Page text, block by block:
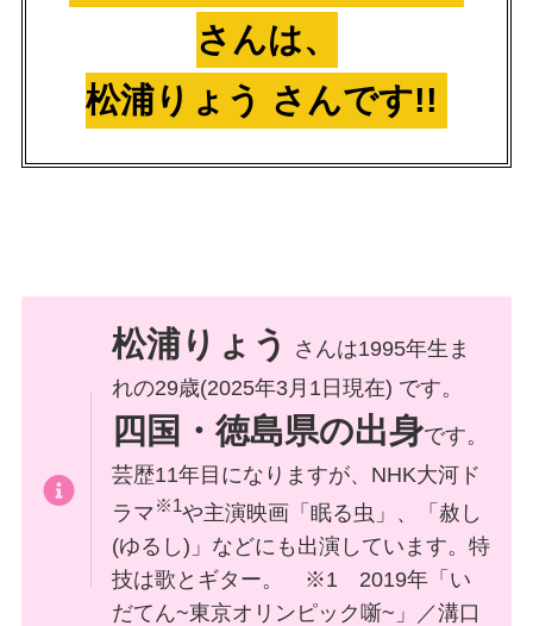
さんは、
松浦りょう さんです!!
松浦りょう
さんは1995年生ま
れの29歳(2025年3月1日現在) です。
四国・徳島県の出身です。
芸歴11年目になりますが、NHK大河ド
ラマ※1や主演映画「眠る虫」、「赦し
(ゆるし)」などにも出演しています。特
技は歌とギター。 ※1 2019年「い
だてん~東京オリンピック噺~」／溝口